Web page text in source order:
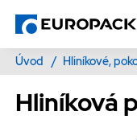
Úvod / Hliníkové,
Hliníková